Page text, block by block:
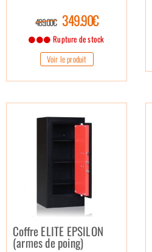
489.00€ 349.90€
Rupture de stock
Voir le produit
Coffre ELITE EPSILON
(armes de poing)